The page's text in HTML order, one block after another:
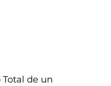
Total de un